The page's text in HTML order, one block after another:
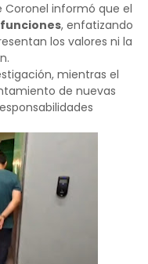
Coronel informó que el
, enfatizando
los valores ni la
mientras el
de nuevas